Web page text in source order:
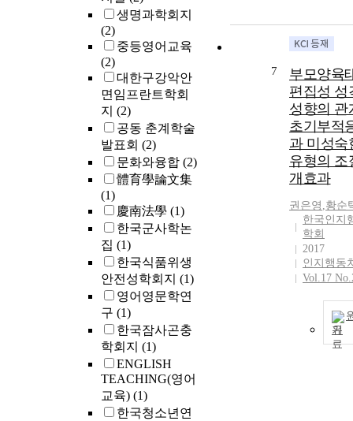
생명과학회지
(2)
중등영어교육
(2)
대한구강악안
면임프란트학회
지 (2)
공동 춘계학술
발표회 (2)
문화와융합 (2)
體育學論文集
(1)
慶南法學 (1)
한국군사학논
집 (1)
한국식품위생
안전성학회지 (1)
영어영문학연
구 (1)
한국잠사곤충
학회지 (1)
ENGLISH
TEACHING(영어
교육) (1)
한국청소년연
7
부모양육
편집성 성
성향의 관
초기부적
과 미성숙
유형의 조
개효과
권은영 ,황순
한국인지
학회
2017
인지행동
Vol.17
기